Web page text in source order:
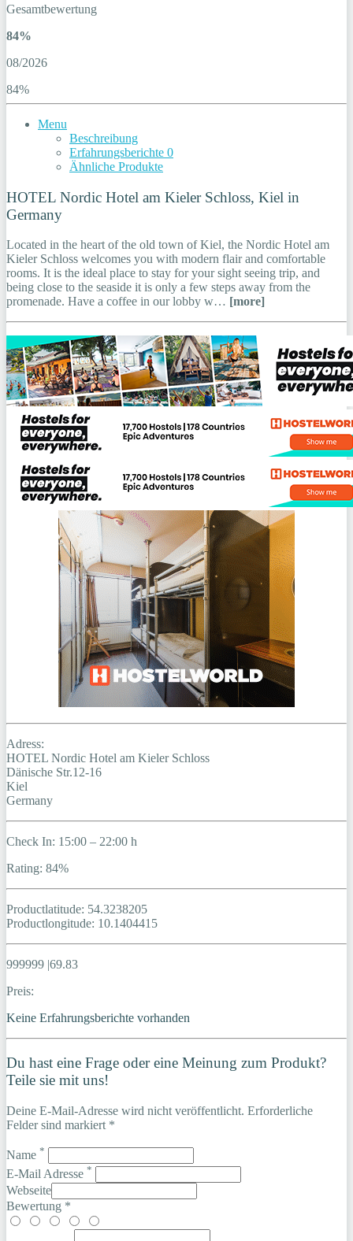
Gesamtbewertung
84%
08/2026
84%
Menu
Beschreibung
Erfahrungsberichte 0
Ähnliche Produkte
HOTEL Nordic Hotel am Kieler Schloss, Kiel in
Germany
Located in the heart of the old town of Kiel, the Nordic Hotel am
Kieler Schloss welcomes you with modern flair and comfortable
rooms. It is the ideal place to stay for your sight seeing trip, and
being close to the seaside it is only a few steps away from the
promenade. Have a coffee in our lobby w… [more]
Adress:
HOTEL Nordic Hotel am Kieler Schloss
Dänische Str.12-16
Kiel
Germany
Check In: 15:00 – 22:00 h
Rating: 84%
Productlatitude: 54.3238205
Productlongitude: 10.1404415
999999 |69.83
Preis:
Keine Erfahrungsberichte vorhanden
Du hast eine Frage oder eine Meinung zum Produkt?
Teile sie mit uns!
Deine E-Mail-Adresse wird nicht veröffentlicht. Erforderliche
Felder sind markiert *
Name *
E-Mail Adresse *
Webseite
Bewertung *